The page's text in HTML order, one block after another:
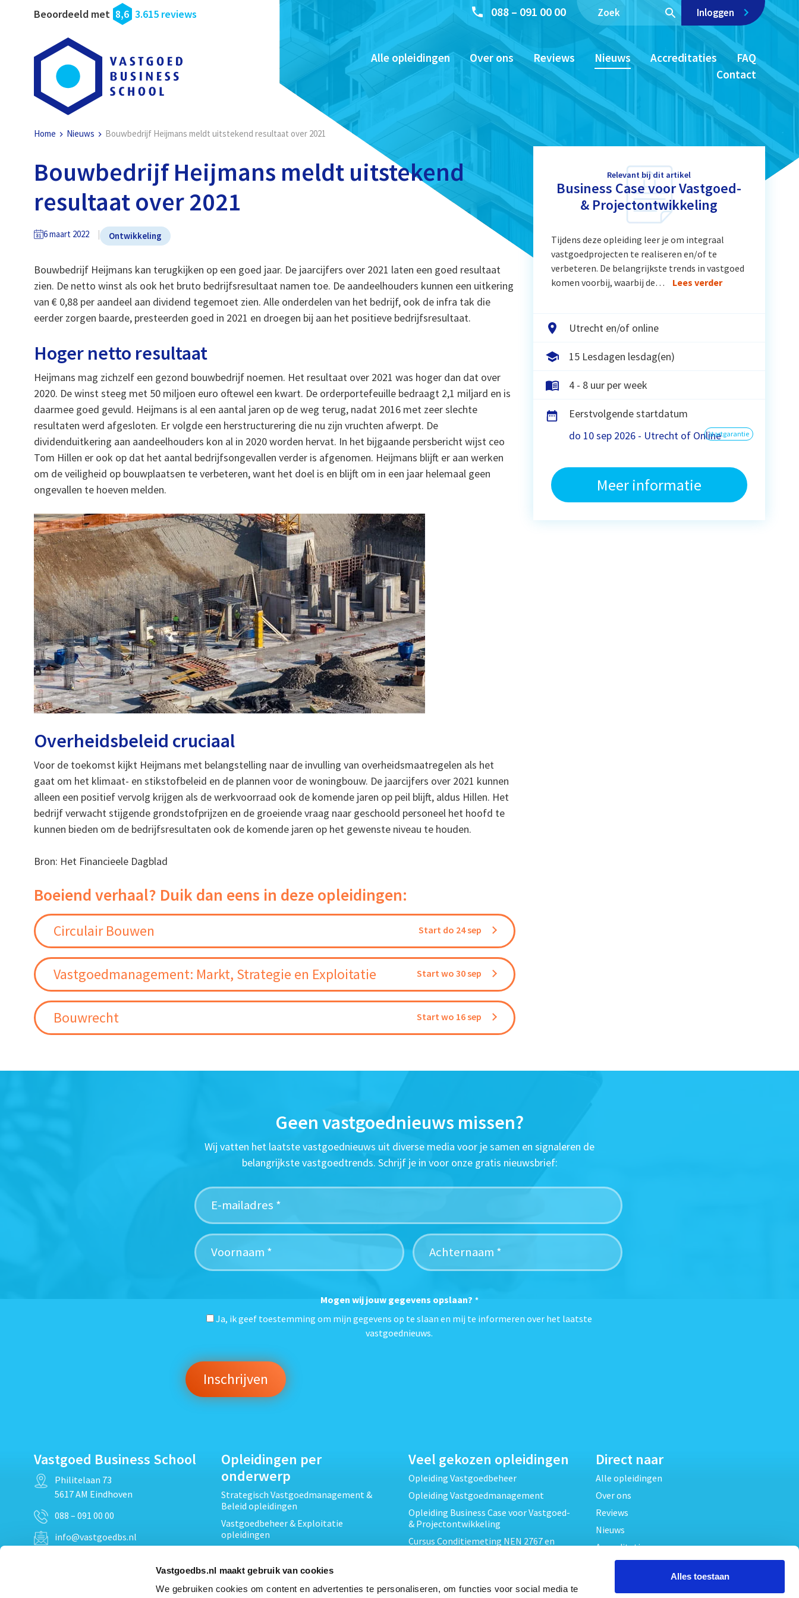
Vastgoedbs.nl maakt gebruik van cookies
We gebruiken cookies om content en advertenties te personaliseren, om functies voor social media te
Alles toestaan
Beoordeeld met 8,6 3.615 reviews 088 – 091 00 00 Inloggen
Alle opleidingen Over ons Reviews Nieuws Accreditaties
FAQ
Contact
Home Nieuws Bouwbedrijf Heijmans meldt uitstekend resultaat over 2021
Bouwbedrijf Heijmans meldt uitstekend
resultaat over 2021
6 maart 2022 Ontwikkeling
Bouwbedrijf Heijmans kan terugkijken op een goed jaar. De jaarcijfers over 2021 laten een goed resultaat
zien. De netto winst als ook het bruto bedrijfsresultaat namen toe. De aandeelhouders kunnen een uitkering
van € 0,88 per aandeel aan dividend tegemoet zien. Alle onderdelen van het bedrijf, ook de infra tak die
eerder zorgen baarde, presteerden goed in 2021 en droegen bij aan het positieve bedrijfsresultaat.
Hoger netto resultaat
Heijmans mag zichzelf een gezond bouwbedrijf noemen. Het resultaat over 2021 was hoger dan dat over
2020. De winst steeg met 50 miljoen euro oftewel een kwart. De orderportefeuille bedraagt 2,1 miljard en is
daarmee goed gevuld. Heijmans is al een aantal jaren op de weg terug, nadat 2016 met zeer slechte
resultaten werd afgesloten. Er volgde een herstructurering die nu zijn vruchten afwerpt. De
dividenduitkering aan aandeelhouders kon al in 2020 worden hervat. In het bijgaande persbericht wijst ceo
Tom Hillen er ook op dat het aantal bedrijfsongevallen verder is afgenomen. Heijmans blijft er aan werken
om de veiligheid op bouwplaatsen te verbeteren, want het doel is en blijft om in een jaar helemaal geen
ongevallen te hoeven melden.
Overheidsbeleid cruciaal
Voor de toekomst kijkt Heijmans met belangstelling naar de invulling van overheidsmaatregelen als het
gaat om het klimaat- en stikstofbeleid en de plannen voor de woningbouw. De jaarcijfers over 2021 kunnen
alleen een positief vervolg krijgen als de werkvoorraad ook de komende jaren op peil blijft, aldus Hillen. Het
bedrijf verwacht stijgende grondstofprijzen en de groeiende vraag naar geschoold personeel het hoofd te
kunnen bieden om de bedrijfsresultaten ook de komende jaren op het gewenste niveau te houden.
Bron: Het Financieele Dagblad
Boeiend verhaal? Duik dan eens in deze opleidingen:
Circulair Bouwen Start do 24 sep
Vastgoedmanagement: Markt, Strategie en Exploitatie Start wo 30 sep
Bouwrecht Start wo 16 sep
Relevant bij dit artikel
Business Case voor Vastgoed-
& Projectontwikkeling
Tijdens deze opleiding leer je om integraal
vastgoedprojecten te realiseren en/of te
verbeteren. De belangrijkste trends in vastgoed
komen voorbij, waarbij de…
Lees verder
Utrecht en/of online
15 Lesdagen lesdag(en)
4 - 8 uur per week
Eerstvolgende startdatum
do 10 sep 2026 - Utrecht of Onlinestartgarantie
Meer informatie
Geen vastgoednieuws missen?
Wij vatten het laatste vastgoednieuws uit diverse media voor je samen en signaleren de
belangrijkste vastgoedtrends. Schrijf je in voor onze gratis nieuwsbrief:
Mogen wij jouw gegevens opslaan? *
Ja, ik geef toestemming om mijn gegevens op te slaan en mij te informeren over het laatste
vastgoednieuws.
Vastgoed Business School
Philitelaan 73
5617 AM Eindhoven
088 – 091 00 00
info@vastgoedbs.nl
Opleidingen per
onderwerp
Strategisch Vastgoedmanagement &
Beleid opleidingen
Vastgoedbeheer & Exploitatie
opleidingen
Projectontwikkeling &
Veel gekozen opleidingen
Opleiding Vastgoedbeheer
Opleiding Vastgoedmanagement
Opleiding Business Case voor Vastgoed-
& Projectontwikkeling
Cursus Conditiemeting NEN 2767 en
Cursus EP-W Basis Woningen
Direct naar
Alle opleidingen
Over ons
Reviews
Nieuws
Accreditaties